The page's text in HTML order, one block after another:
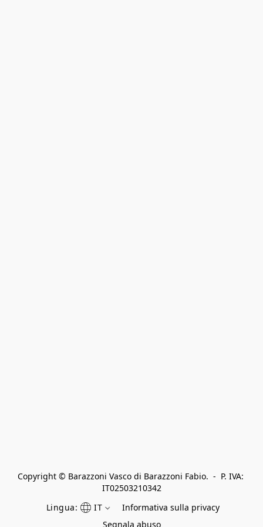
Copyright © Barazzoni Vasco di Barazzoni Fabio.  -  P. IVA:
IT02503210342
Lingua:
IT
Informativa sulla privacy
Segnala abuso